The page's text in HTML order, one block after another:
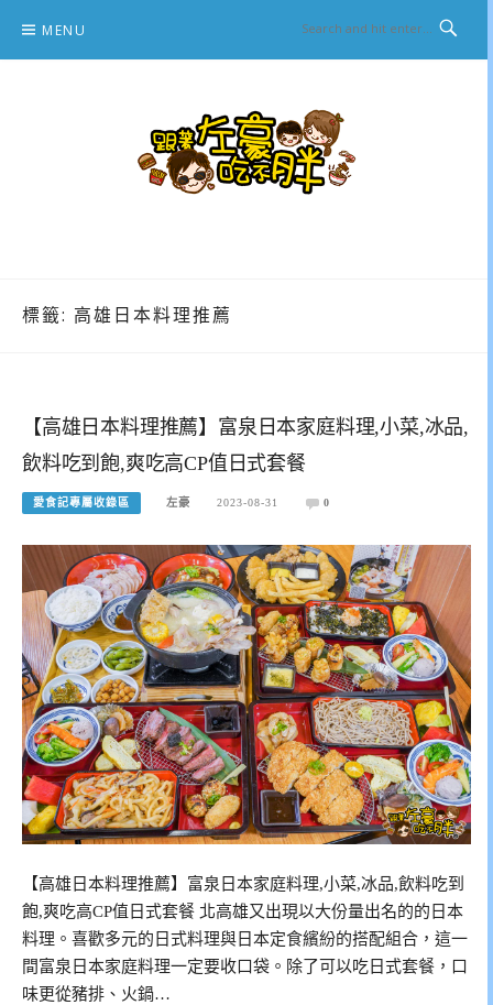
content
MENU
標籤: 高雄日本料理推薦
【高雄日本料理推薦】富泉日本家庭料理,小菜,冰品,
飲料吃到飽,爽吃高CP值日式套餐
愛食記專屬收錄區 左豪 2023-08-31 0
【高雄日本料理推薦】富泉日本家庭料理,小菜,冰品,飲料吃到
飽,爽吃高CP值日式套餐 北高雄又出現以大份量出名的的日本
料理。喜歡多元的日式料理與日本定食繽紛的搭配組合，這一
間富泉日本家庭料理一定要收口袋。除了可以吃日式套餐，口
味更從豬排、火鍋…